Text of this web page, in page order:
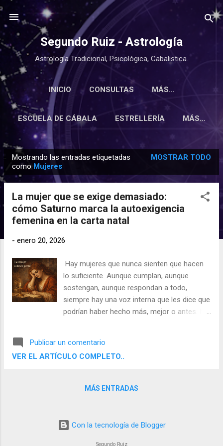
Ir al contenido principal
Segundo Ruiz - Astrología
Astrología Tradicional, Psicológica, Cabalistica.
INICIO CONSULTAS MÁS…
ESCUELA DE CÁBALA ESTRELLERÍA MÁS…
n
Mostrando las entradas etiquetadas
como Mujeres
MOSTRAR TODO
La mujer que se exige demasiado:
cómo Saturno marca la autoexigencia
femenina en la carta natal
- enero 20, 2026
Hay mujeres que nunca sienten que hacen
lo suficiente. Aunque cumplan, aunque
sostengan, aunque respondan a todo,
siempre hay una voz interna que les dice que
podrían haber hecho más, mejor o antes. No
solo un rasgo de carácter: en muchos
casos, tiene una raíz astrológica clara , y
Publicar un comentario
VER EL ARTÍCULO COMPLETO..
MÁS ENTRADAS
Con la tecnología de Blogger
Segundo Ruiz